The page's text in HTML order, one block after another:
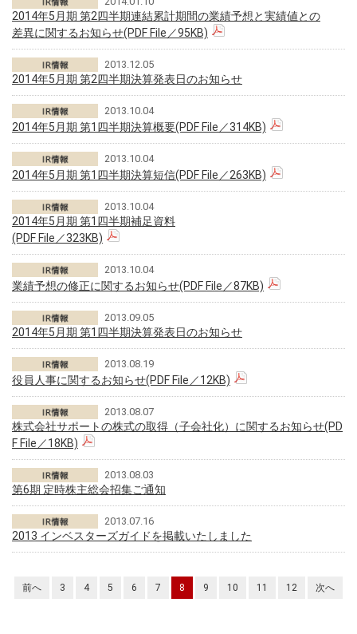
2014年5月期 第2四半期連結累計期間の業績予想と実績値との
差異に関するお知らせ(PDF File／95KB)
2013.12.05
2014年5月期 第2四半期決算発表日のお知らせ
2013.10.04
2014年5月期 第1四半期決算概要(PDF File／314KB)
2013.10.04
2014年5月期 第1四半期決算短信(PDF File／263KB)
2013.10.04
2014年5月期 第1四半期補足資料
(PDF File／323KB)
2013.10.04
業績予想の修正に関するお知らせ(PDF File／87KB)
2013.09.05
2014年5月期 第1四半期決算発表日のお知らせ
2013.08.19
役員人事に関するお知らせ(PDF File／12KB)
2013.08.07
株式会社サポートの株式の取得（子会社化）に関するお知らせ(PD
F File／18KB)
2013.08.03
第6期 定時株主総会招集ご通知
2013.07.16
2013 インベスターズガイドを掲載いたしました
前へ 3 4 5 6 7 8 9 10 11 12 次へ